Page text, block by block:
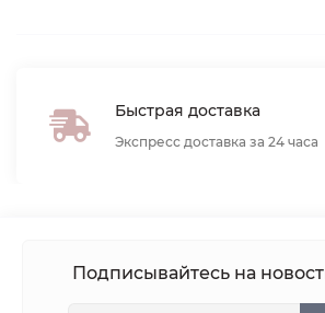
Быстрая доставка
Экспресс доставка за 24 часа
Подписывайтесь на